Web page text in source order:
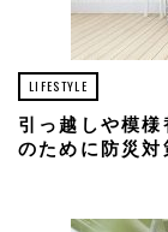
LIFESTYLE
引っ越しや模
のために防災対